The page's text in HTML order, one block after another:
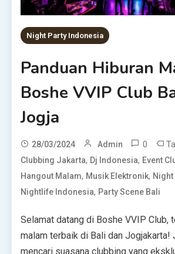
Night Party Indonesia
Panduan Hiburan
Boshe VVIP Club
Jogja
28/03/2024 Admin 0
Clubbing Jakarta, Dj Indonesia, Event
Hangout Malam, Musik Elektronik,
Nightlife Indonesia, Party Scene Bali
Selamat datang di Boshe VVIP Club,
malam terbaik di Bali dan Jogjakarta!
mencari suasana clubbing yang